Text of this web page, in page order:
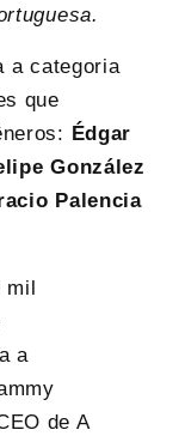
a categoria
que
Édgar
González
Palencia
mil
a
de A